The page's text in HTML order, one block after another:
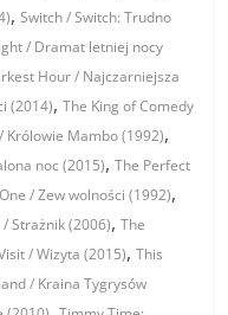
,Switch / Switch: Trudno
/ Dramat letniej nocy
Hour / Najczarniejsza
(2014),The King of Comedy
Królowie Mambo (1992),
noc (2015),The Perfect
/ Zew wolności (1992),
Strażnik (2006),The
/ Wizyta (2015),This
/ Kraina Tygrysów